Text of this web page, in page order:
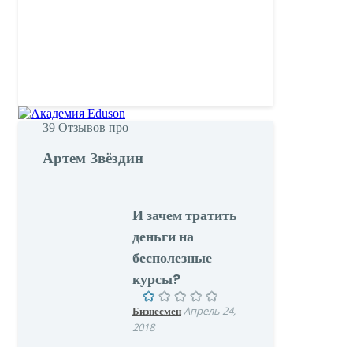
39 Отзывов про
Артем Звёздин
И зачем тратить
деньги на
бесполезные
курсы?
БизнесменАпрель 24,
2018